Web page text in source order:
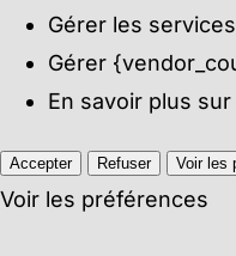
Gérer les services
Gérer
En savoir plus
Accepter Refuser Voir les
Voir les préférences